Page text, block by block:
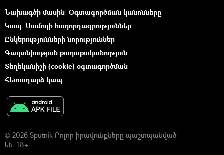
Նախագծի մասին Օգտագործման կանոնները
Կապ Մամուլի հաղորդագրություններ
Ընկերությունների նորություններ
Գաղտնիության քաղաքականություն
Տեղեկանիշի (cookie) օգտագործման
Հետադարձ կապ
© 2026 Sputnik Բոլոր իրավունքները պաշտպանված
են. 18+